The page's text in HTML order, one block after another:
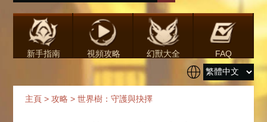
新手指南 視頻攻略 幻獸大全 FAQ
主頁 >攻略 >世界樹：守護與抉擇